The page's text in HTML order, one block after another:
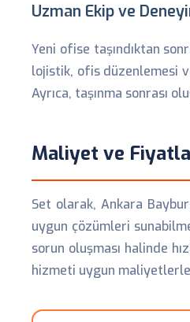
Uzman Ekip ve
Yeni ofise taşındıktan
lojistik, ofis düzenlemesi
Ayrıca, taşınma sonrası
Maliyet ve
Set olarak, Ankara
uygun çözümleri
sorun oluşması halinde
hizmeti uygun maliyetlerle